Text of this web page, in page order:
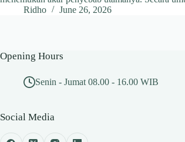
Ridho
June 26, 2026
Opening Hours
Senin - Jumat 08.00 - 16.00 WIB
Social Media